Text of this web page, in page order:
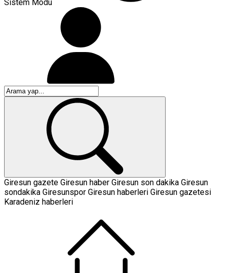
Sistem Modu
Giresun gazete Giresun haber Giresun son dakika Giresun
sondakika Giresunspor Giresun haberleri Giresun gazetesi
Karadeniz haberleri